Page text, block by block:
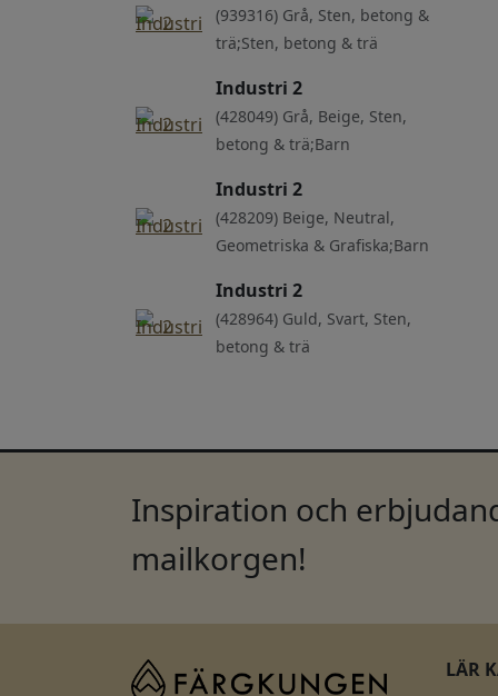
(939316) Grå, Sten, betong &
trä;Sten, betong & trä
Industri 2
(428049) Grå, Beige, Sten,
betong & trä;Barn
Industri 2
(428209) Beige, Neutral,
Geometriska & Grafiska;Barn
Industri 2
(428964) Guld, Svart, Sten,
betong & trä
Inspiration och
mailkorgen!
LÄR